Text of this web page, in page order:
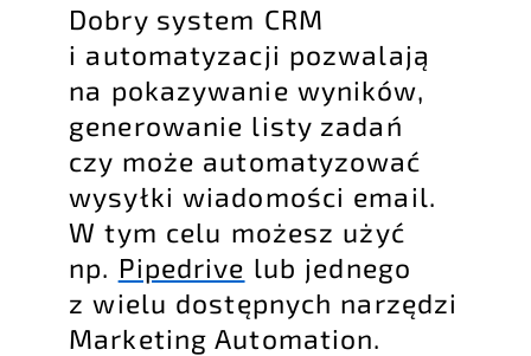
Dobry system CRM
i automatyzacji pozwalają
na pokazywanie wyników,
generowanie listy zadań
czy może automatyzować
wysyłki wiadomości email.
W tym celu możesz użyć
np. Pipedrive lub jednego
z wielu dostępnych narzędzi
Marketing Automation.